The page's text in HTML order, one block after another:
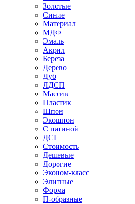
Золотые
Синие
Материал
МДФ
Эмаль
Акрил
Береза
Дерево
Дуб
ЛДСП
Массив
Пластик
Шпон
Экошпон
С патиной
ДСП
Стоимость
Дешевые
Дорогие
Эконом-класс
Элитные
Форма
П-образные